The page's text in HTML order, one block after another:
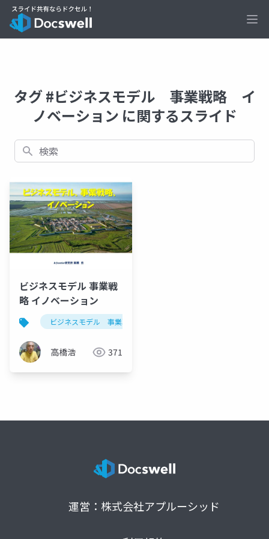
タグ #ビジネスモデル 事業戦略 イ
ノベーション に関するスライド
検索
ビジネスモデル 事業戦
略 イノベーション
ビジネスモデル 事業戦略 イノベーション
高橋浩 371
運営：株式会社アプルーシッド